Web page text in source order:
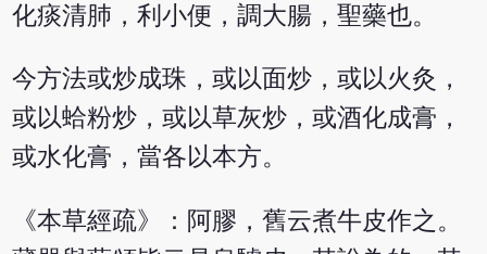
化痰清肺，利小便，調大腸，聖藥也。
今方法或炒成珠，或以面炒，或以火灸，
或以蛤粉炒，或以草灰炒，或酒化成膏，
或水化膏，當各以本方。
《本草經疏》：阿膠，舊云煮牛皮作之。